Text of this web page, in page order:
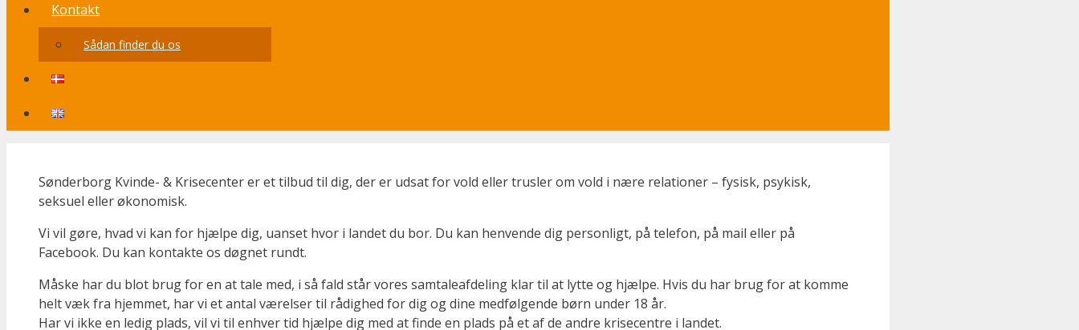
Kontakt
Sådan finder du os
Sønderborg Kvinde- & Krisecenter er et tilbud til dig, der er udsat for vold eller trusler om vold i nære relationer – fysisk, psykisk,
seksuel eller økonomisk.
Vi vil gøre, hvad vi kan for hjælpe dig, uanset hvor i landet du bor. Du kan henvende dig personligt, på telefon, på mail eller på
Facebook. Du kan kontakte os døgnet rundt.
Måske har du blot brug for en at tale med, i så fald står vores samtaleafdeling klar til at lytte og hjælpe. Hvis du har brug for at komme
helt væk fra hjemmet, har vi et antal værelser til rådighed for dig og dine medfølgende børn under 18 år.
Har vi ikke en ledig plads, vil vi til enhver tid hjælpe dig med at finde en plads på et af de andre krisecentre i landet.